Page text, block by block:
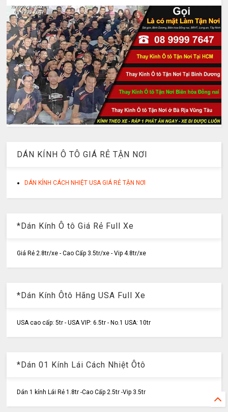
DÁN KÍNH Ô TÔ GIÁ RẺ TẬN NƠI
DÁN KÍNH CÁCH NHIỆT USA GIÁ RẺ TẬN NƠI
*Dán Kính Ô tô Giá Rẻ Full Xe
Giá Rẻ 2.8tr/xe - Cao Cấp 3.5tr/xe - Vip 4.8tr/xe
*Dán Kính Ôtô Hãng USA Full Xe
USA cao cấp: 5tr - USA VIP: 6.5tr - No.1 USA: 10tr
*Dán 01 Kính Lái Cách Nhiệt Ôtô
Dán 1 kính Lái Rẻ 1.8tr -Cao Cấp 2.5tr -Vip 3.5tr